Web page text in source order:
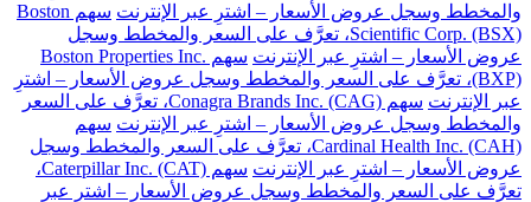
والمخطط وسجل عروض الأسعار – اشترِ عبر الإنترنت
سهم Boston
Scientific Corp. (BSX)، تعرَّف على السعر والمخطط وسجل
عروض الأسعار – اشترِ عبر الإنترنت
سهم Boston Properties Inc.
(BXP)، تعرَّف على السعر والمخطط وسجل عروض الأسعار – اشترِ
عبر الإنترنت
سهم Conagra Brands Inc. (CAG)، تعرَّف على السعر
والمخطط وسجل عروض الأسعار – اشترِ عبر الإنترنت سهم
Cardinal Health Inc. (CAH)، تعرَّف على السعر والمخطط وسجل
عروض الأسعار – اشترِ عبر الإنترنت
سهم Caterpillar Inc. (CAT)،
تعرَّف على السعر والمخطط وسجل عروض الأسعار – اشترِ عبر